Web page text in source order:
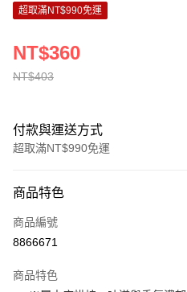
超取滿NT$990免運
NT$403
NT$360
付款與運送方式
超取滿NT$990免運
信用卡一次付款
超商取貨付款
商品特色
商品編號
8866671
商品特色